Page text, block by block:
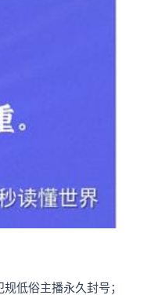
低俗主播永久封号；